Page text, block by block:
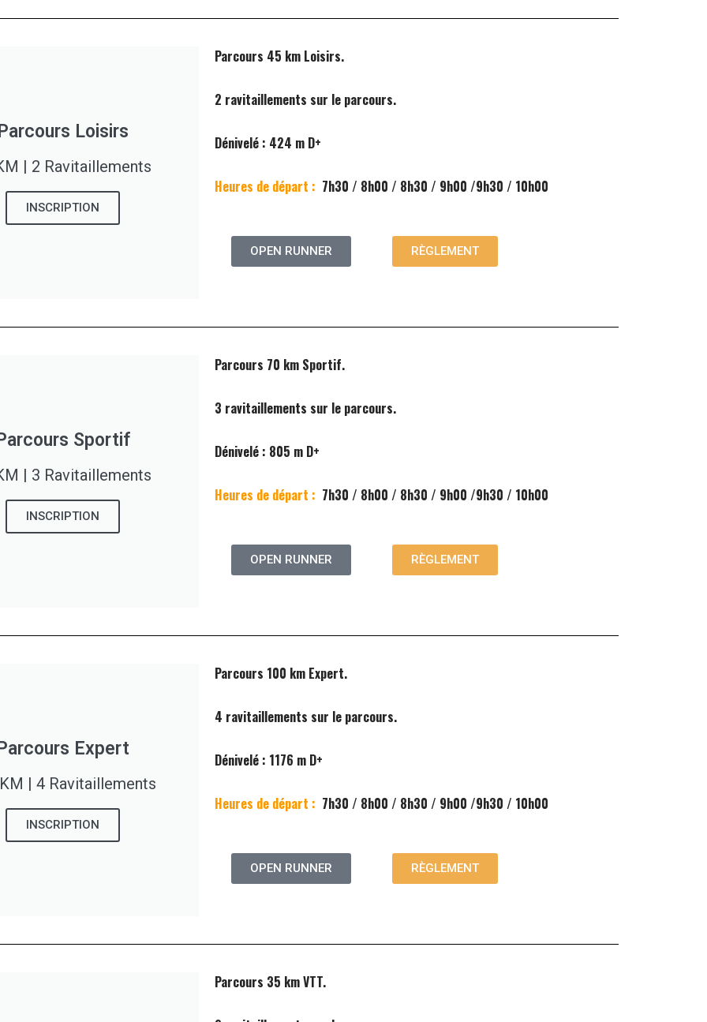
Loisirs
| 2 Ravitaillements
INSCRIPTION
Parcours 45 km Loisirs.
2 ravitaillements sur le parcours.
Dénivelé : 424 m D+
Heures de départ : 7h30 / 8h00 / 8h30 / 9h00 /9h30 / 10h00
OPEN RUNNER RÈGLEMENT
Sportif
| 3 Ravitaillements
INSCRIPTION
Parcours 70 km Sportif.
3 ravitaillements sur le parcours.
Dénivelé : 805 m D+
Heures de départ : 7h30 / 8h00 / 8h30 / 9h00 /9h30 / 10h00
OPEN RUNNER RÈGLEMENT
Expert
| 4 Ravitaillements
INSCRIPTION
Parcours 100 km Expert.
4 ravitaillements sur le parcours.
Dénivelé : 1176 m D+
Heures de départ : 7h30 / 8h00 / 8h30 / 9h00 /9h30 / 10h00
OPEN RUNNER RÈGLEMENT
Parcours 35 km VTT.